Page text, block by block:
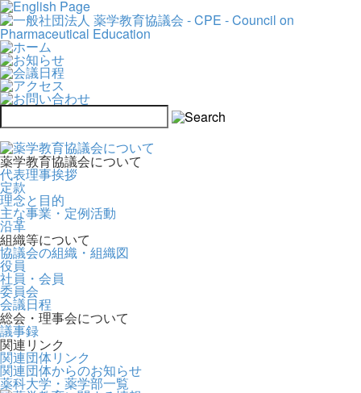
薬学教育協議会について
代表理事挨拶
定款
理念と目的
主な事業・定例活動
沿革
組織等について
協議会の組織・組織図
役員
社員・会員
委員会
会議日程
総会・理事会について
議事録
関連リンク
関連団体リンク
関連団体からのお知らせ
薬科大学・薬学部一覧